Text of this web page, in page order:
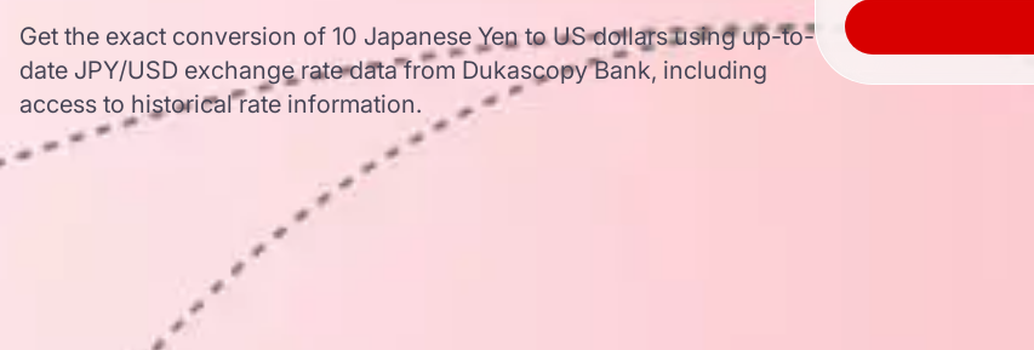
Get the exact conversion of 10 Japanese Yen to US dollars using up-to-
date JPY/USD exchange rate data from Dukascopy Bank, including
access to historical rate information.